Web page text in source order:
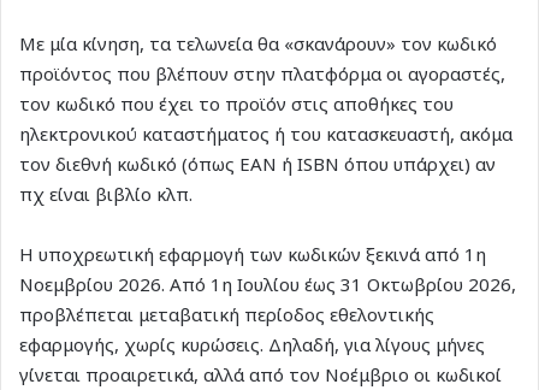
Με μία κίνηση, τα τελωνεία θα «σκανάρουν» τον κωδικό
προϊόντος που βλέπουν στην πλατφόρμα οι αγοραστές,
τον κωδικό που έχει το προϊόν στις αποθήκες του
ηλεκτρονικού καταστήματος ή του κατασκευαστή, ακόμα
τον διεθνή κωδικό (όπως EAN ή ISBN όπου υπάρχει) αν
πχ είναι βιβλίο κλπ.
Η υποχρεωτική εφαρμογή των κωδικών ξεκινά από 1η
Νοεμβρίου 2026. Από 1η Ιουλίου έως 31 Οκτωβρίου 2026,
προβλέπεται μεταβατική περίοδος εθελοντικής
εφαρμογής, χωρίς κυρώσεις. Δηλαδή, για λίγους μήνες
γίνεται προαιρετικά, αλλά από τον Νοέμβριο οι κωδικοί